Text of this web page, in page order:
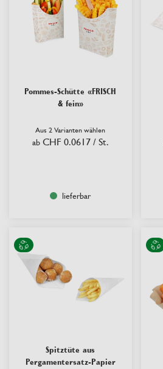
Pommes-Schütte «FRISCH
& fein»
Aus 2 Varianten wählen
ab CHF 0.0617 / St.
lieferbar
Spitztüte aus
Pergamentersatz-Papier